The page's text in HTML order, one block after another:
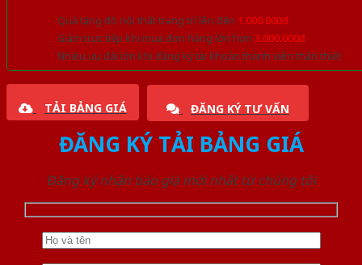
Quà tặng đồ nội thất trang trí lên đến 1.000.000đ
Giảm trực tiếp khi mua đơn hàng lớn hơn 3.000.000đ
Nhiều ưu đãi lớn khi đăng ký tài khoản thành viên thân thiết
TẢI BẢNG GIÁ ĐĂNG KÝ TƯ VẤN
ĐĂNG KÝ TẢI BẢNG GIÁ
Đăng ký nhận báo giá mới nhất từ chúng tôi